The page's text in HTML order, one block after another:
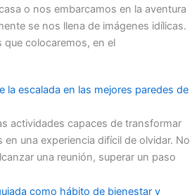
o nos embarcamos en la aventura
se nos llena de imágenes idílicas.
que colocaremos, en el
la escalada en las mejores paredes de
actividades capaces de transformar
una experiencia difícil de olvidar. No
una reunión, superar un paso
como hábito de bienestar y